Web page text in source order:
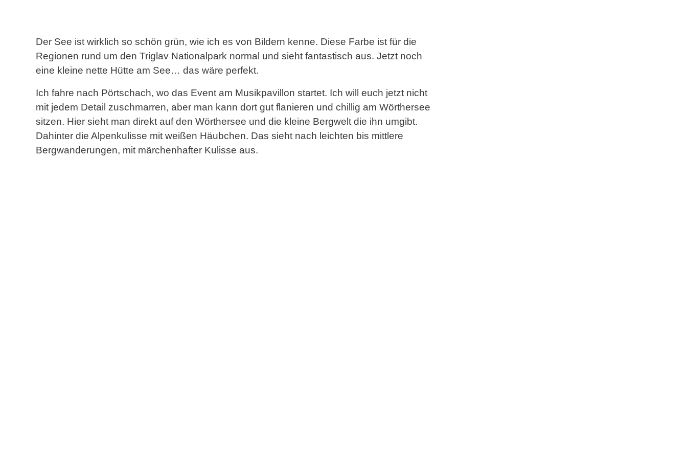
Der See ist wirklich so schön grün, wie ich es von Bildern kenne. Diese Farbe ist für die
Regionen rund um den Triglav Nationalpark normal und sieht fantastisch aus. Jetzt noch
eine kleine nette Hütte am See… das wäre perfekt.
Ich fahre nach Pörtschach, wo das Event am Musikpavillon startet. Ich will euch jetzt nicht
mit jedem Detail zuschmarren, aber man kann dort gut flanieren und chillig am Wörthersee
sitzen. Hier sieht man direkt auf den Wörthersee und die kleine Bergwelt die ihn umgibt.
Dahinter die Alpenkulisse mit weißen Häubchen. Das sieht nach leichten bis mittlere
Bergwanderungen, mit märchenhafter Kulisse aus.